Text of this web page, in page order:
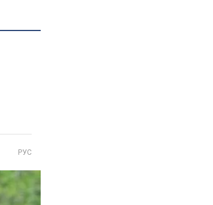
РУС